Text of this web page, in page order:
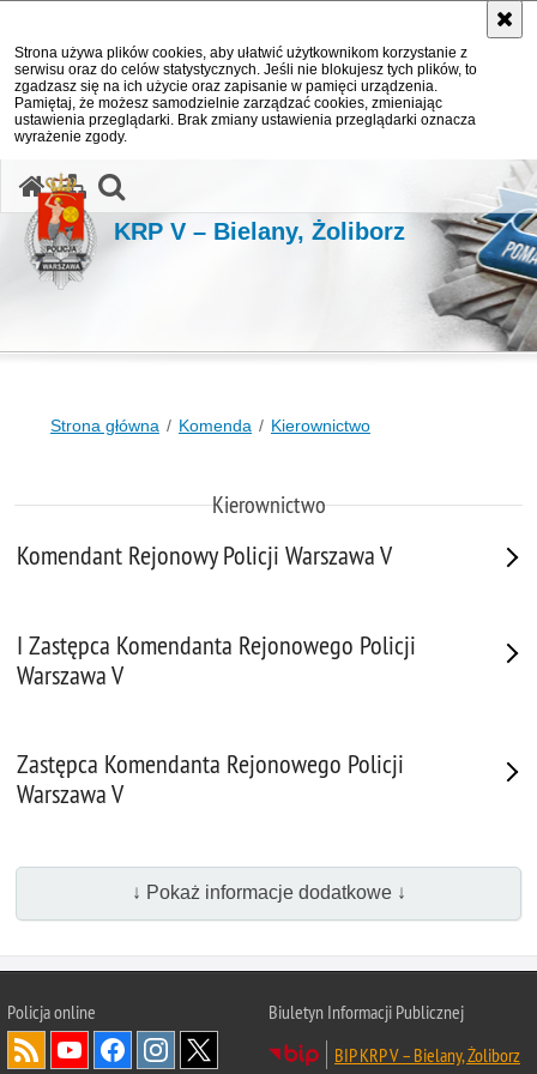
Strona używa plików cookies, aby ułatwić użytkownikom korzystanie z
serwisu oraz do celów statystycznych. Jeśli nie blokujesz tych plików, to
zgadzasz się na ich użycie oraz zapisanie w pamięci urządzenia.
Pamiętaj, że możesz samodzielnie zarządzać cookies, zmieniając
ustawienia przeglądarki. Brak zmiany ustawienia przeglądarki oznacza
wyrażenie zgody.
KRP V – Bielany, Żoliborz
Strona główna Komenda Kierownictwo
Kierownictwo
Komendant Rejonowy Policji Warszawa V
I Zastępca Komendanta Rejonowego Policji
Warszawa V
Zastępca Komendanta Rejonowego Policji
Warszawa V
↓ Pokaż informacje dodatkowe ↓
Policja online
Biuletyn Informacji Publicznej
BIP KRP V – Bielany, Żoliborz